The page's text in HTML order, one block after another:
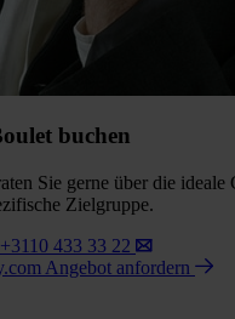
buchen
Sie gerne über die ideale
Zielgruppe.
433 33 22
Angebot anfordern